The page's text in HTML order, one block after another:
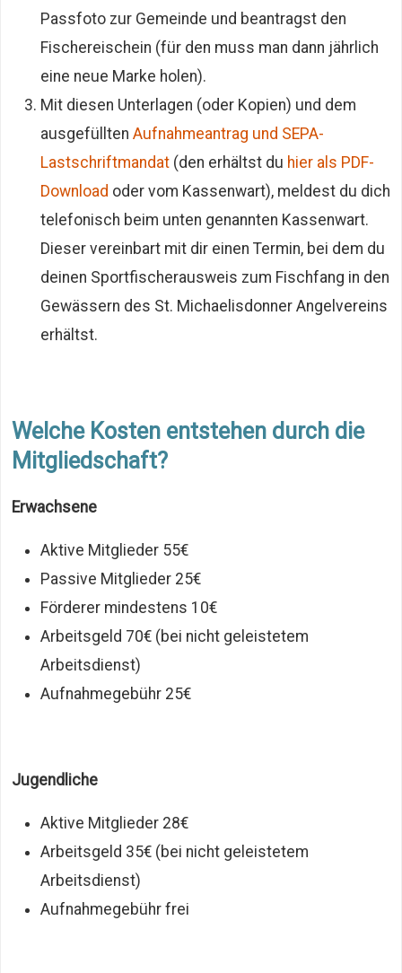
Passfoto zur Gemeinde und beantragst den
Fischereischein (für den muss man dann jährlich
eine neue Marke holen).
Mit diesen Unterlagen (oder Kopien) und dem
ausgefüllten Aufnahmeantrag und SEPA-
Lastschriftmandat (den erhältst du hier als PDF-
Download oder vom Kassenwart), meldest du dich
telefonisch beim unten genannten Kassenwart.
Dieser vereinbart mit dir einen Termin, bei dem du
deinen Sportfischerausweis zum Fischfang in den
Gewässern des St. Michaelisdonner Angelvereins
erhältst.
Welche Kosten entstehen durch die
Mitgliedschaft?
Erwachsene
Aktive Mitglieder 55€
Passive Mitglieder 25€
Förderer mindestens 10€
Arbeitsgeld 70€ (bei nicht geleistetem
Arbeitsdienst)
Aufnahmegebühr 25€
Jugendliche
Aktive Mitglieder 28€
Arbeitsgeld 35€ (bei nicht geleistetem
Arbeitsdienst)
Aufnahmegebühr frei